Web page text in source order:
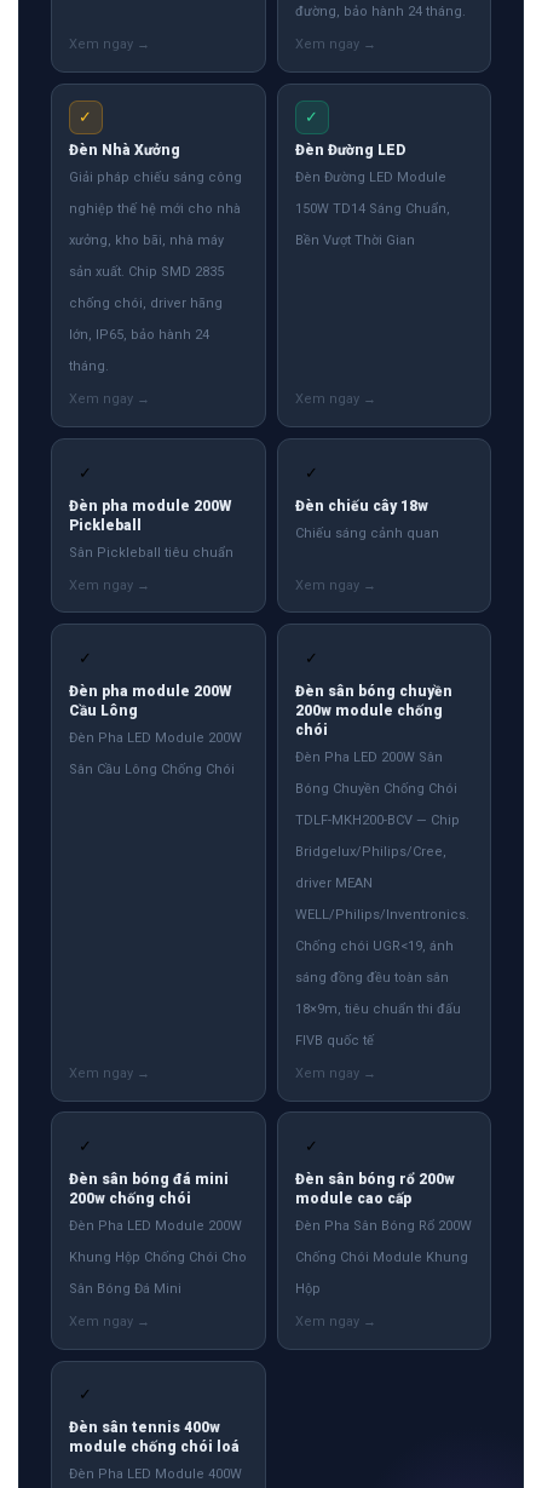
đường, bảo hành 24 tháng.
✓
Đèn Nhà Xưởng
Giải pháp chiếu sáng công
nghiệp thế hệ mới cho nhà
xưởng, kho bãi, nhà máy
sản xuất. Chip SMD 2835
chống chói, driver hãng
lớn, IP65, bảo hành 24
tháng.
✓
Đèn Đường LED
Đèn Đường LED Module
150W TD14 Sáng Chuẩn,
Bền Vượt Thời Gian
✓
Đèn pha module 200W
Pickleball
Sân Pickleball tiêu chuẩn
✓
Đèn chiếu cây 18w
Chiếu sáng cảnh quan
✓
Đèn pha module 200W
Cầu Lông
Đèn Pha LED Module 200W
Sân Cầu Lông Chống Chói
✓
Đèn sân bóng chuyền
200w module chống
chói
Đèn Pha LED 200W Sân
Bóng Chuyền Chống Chói
TDLF-MKH200-BCV — Chip
Bridgelux/Philips/Cree,
driver MEAN
WELL/Philips/Inventronics.
Chống chói UGR<19, ánh
sáng đồng đều toàn sân
18×9m, tiêu chuẩn thi đấu
FIVB quốc tế
✓
Đèn sân bóng đá mini
200w chống chói
Đèn Pha LED Module 200W
Khung Hộp Chống Chói Cho
Sân Bóng Đá Mini
✓
Đèn sân bóng rổ 200w
module cao cấp
Đèn Pha Sân Bóng Rổ 200W
Chống Chói Module Khung
Hộp
✓
Đèn sân tennis 400w
module chống chói loá
Đèn Pha LED Module 400W